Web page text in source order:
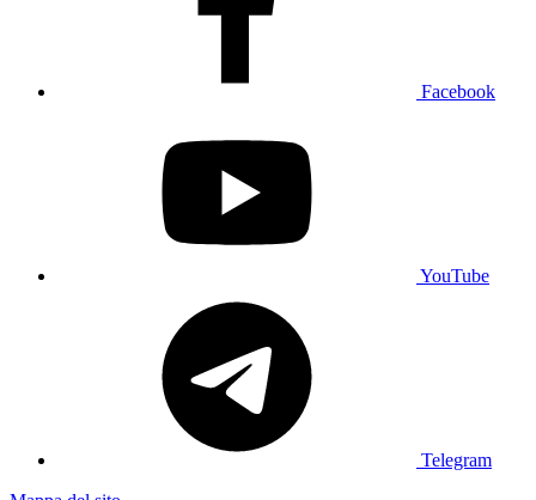
Facebook
YouTube
Telegram